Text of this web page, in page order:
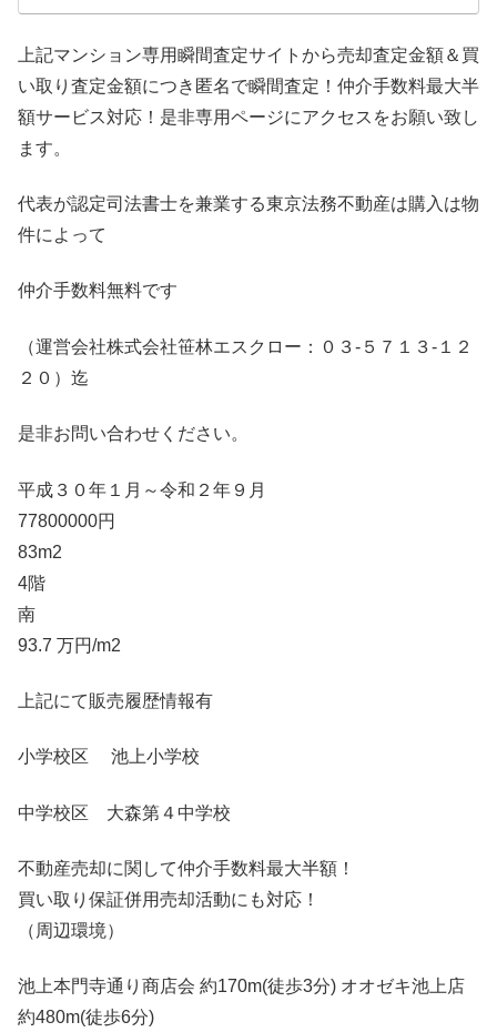
上記マンション専用瞬間査定サイトから売却査定金額＆買
い取り査定金額につき匿名で瞬間査定！仲介手数料最大半
額サービス対応！是非専用ページにアクセスをお願い致し
ます。
代表が認定司法書士を兼業する東京法務不動産は購入は物
件によって
仲介手数料無料です
（運営会社株式会社笹林エスクロー：０３-５７１３-１２
２０）迄
是非お問い合わせください。
平成３０年１月～令和２年９月
77800000円
83m2
4階
南
93.7 万円/m2
上記にて販売履歴情報有
小学校区 池上小学校
中学校区 大森第４中学校
不動産売却に関して仲介手数料最大半額！
買い取り保証併用売却活動にも対応！
（周辺環境）
池上本門寺通り商店会 約170m(徒歩3分) オオゼキ池上店
約480m(徒歩6分)